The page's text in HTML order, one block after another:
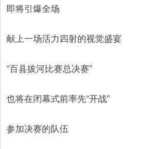
即将引爆全场
献上一场活力四射的视觉盛宴
“百县拔河比赛总决赛”
也将在闭幕式前率先“开战”
参加决赛的队伍